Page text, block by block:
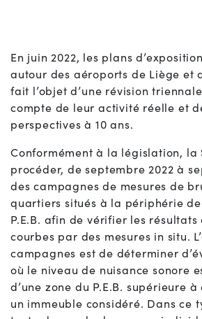
En juin 2022, les plans
autour des aéroports de Liège et
fait l’objet d’une révision
compte de leur activité réelle et
perspectives à 10 ans.
Conformément à la législation, la
procéder, de septembre 2022 à
des campagnes de mesures de
quartiers situés à la périphérie
P.E.B. afin de vérifier les résultats
courbes par des mesures in situ.
campagnes est de déterminer
où le niveau de nuisance sonore
d’une zone du P.E.B. supérieure
un immeuble considéré. Dans ce